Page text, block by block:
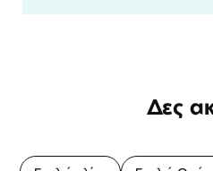
Δες